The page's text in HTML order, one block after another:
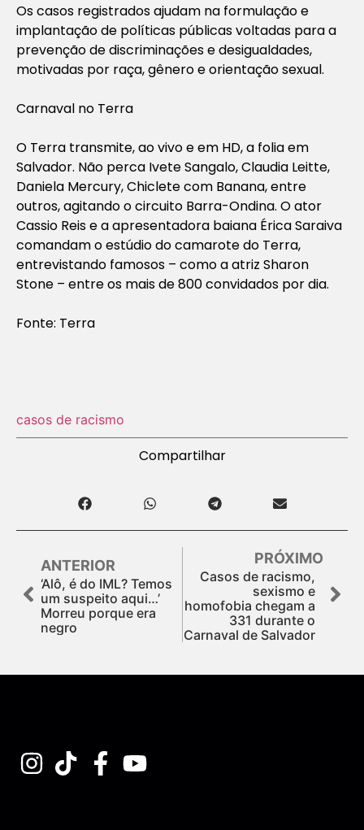
Os casos registrados ajudam na formulação e
implantação de políticas públicas voltadas para a
prevenção de discriminações e desigualdades,
motivadas por raça, gênero e orientação sexual.
Carnaval no Terra
O Terra transmite, ao vivo e em HD, a folia em
Salvador. Não perca Ivete Sangalo, Claudia Leitte,
Daniela Mercury, Chiclete com Banana, entre
outros, agitando o circuito Barra-Ondina. O ator
Cassio Reis e a apresentadora baiana Érica Saraiva
comandam o estúdio do camarote do Terra,
entrevistando famosos – como a atriz Sharon
Stone – entre os mais de 800 convidados por dia.
Fonte: Terra
casos de racismo
Compartilhar
ANTERIOR
‘Alô, é do IML? Temos
um suspeito aqui…’
Morreu porque era
negro
PRÓXIMO
Casos de racismo,
sexismo e
homofobia chegam a
331 durante o
Carnaval de Salvador